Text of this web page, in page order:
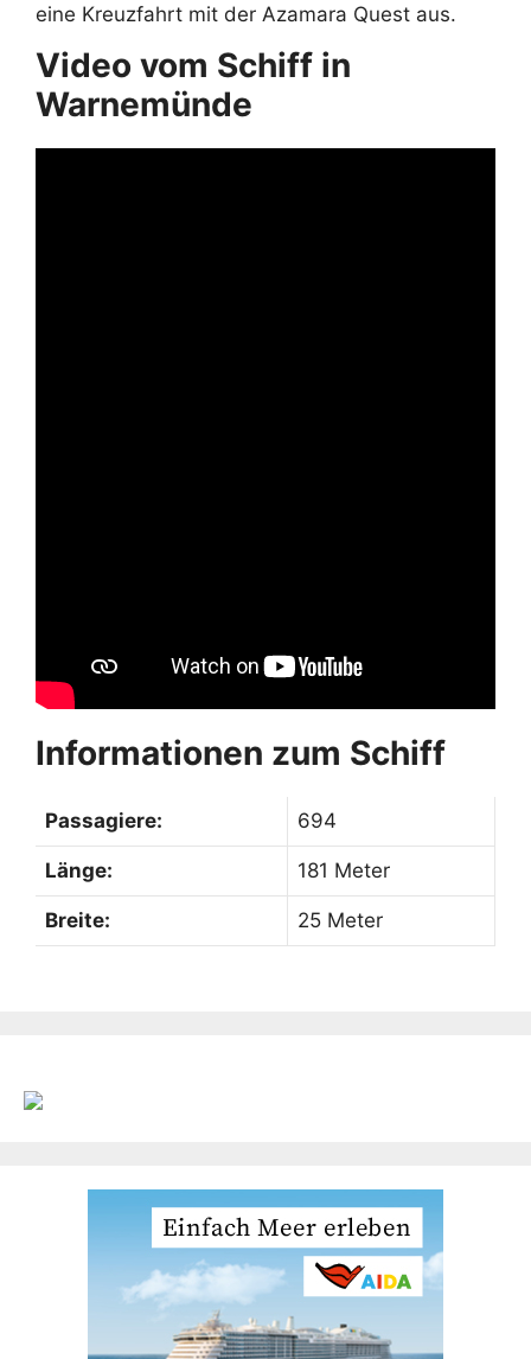
eine Kreuzfahrt mit der Azamara Quest aus.
Video vom Schiff in
Warnemünde
Informationen zum Schiff
Passagiere: 694
Länge: 181 Meter
Breite: 25 Meter